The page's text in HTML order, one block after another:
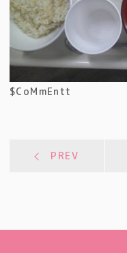
$CoMmEntt
PREV